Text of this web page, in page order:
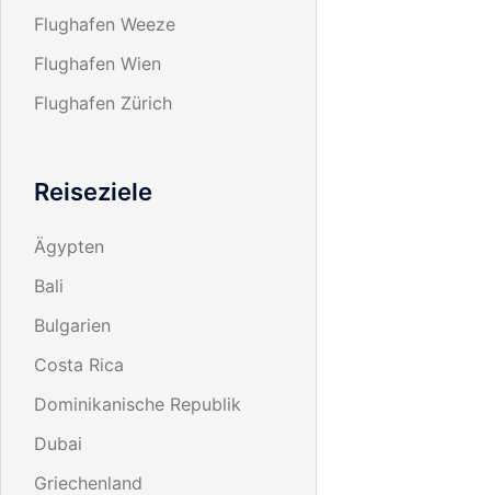
Flughafen Weeze
Flughafen Wien
Flughafen Zürich
Reiseziele
Ägypten
Bali
Bulgarien
Costa Rica
Dominikanische Republik
Dubai
Griechenland